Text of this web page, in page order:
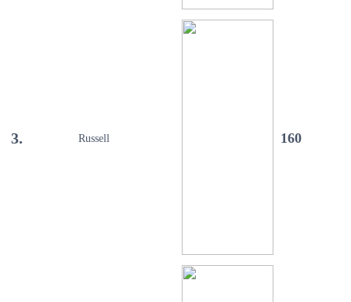
3. Russell 160